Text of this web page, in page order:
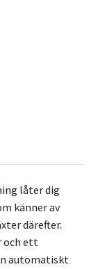
låter dig
känner av
därefter.
och ett
automatiskt